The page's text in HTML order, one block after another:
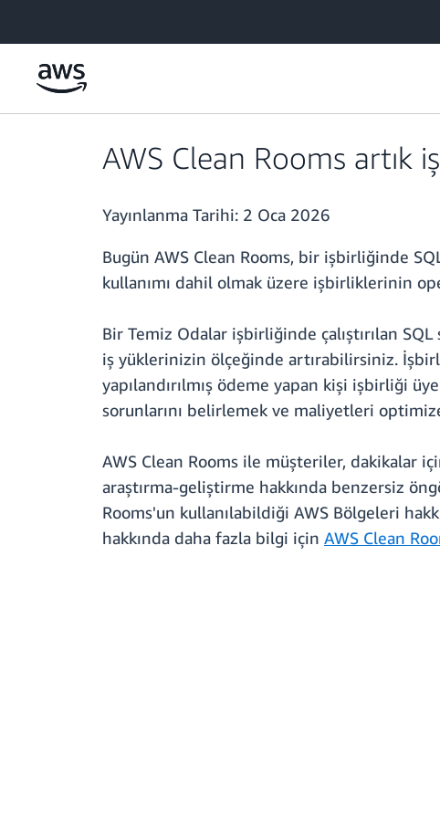
AWS Clean Rooms artık
Yayınlanma Tarihi: 2 Oca 2026
Bugün AWS Clean Rooms, bir işbirliğinde
kullanımı dahil olmak üzere işbirliklerinin
Bir Temiz Odalar işbirliğinde çalıştırılan
iş yüklerinizin ölçeğinde artırabilirsiniz.
yapılandırılmış ödeme yapan kişi işbirliği
sorunlarını belirlemek ve maliyetleri
AWS Clean Rooms ile müşteriler, dakikalar
araştırma-geliştirme hakkında benzersiz
Rooms'un kullanılabildiği AWS Bölgeleri
hakkında daha fazla bilgi için AWS Clean